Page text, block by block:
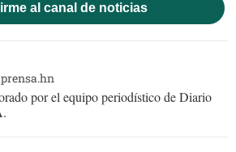
al canal de noticias
por el equipo periodístico de Diario